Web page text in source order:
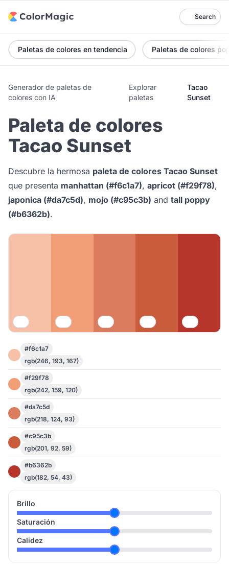
Search
Paletas de colores en tendencia Paletas de colores
Generador de paletas de
colores con IA
Explorar
paletas
Tacao
Sunset
Paleta de colores
Tacao Sunset
Descubre la hermosa paleta de colores Tacao Sunset
que presenta manhattan (#f6c1a7), apricot (#f29f78),
japonica (#da7c5d), mojo (#c95c3b) and tall poppy
(#b6362b).
#f6c1a7
rgb(246, 193, 167)
#f29f78
rgb(242, 159, 120)
#da7c5d
rgb(218, 124, 93)
#c95c3b
rgb(201, 92, 59)
#b6362b
rgb(182, 54, 43)
Brillo
Saturación
Calidez